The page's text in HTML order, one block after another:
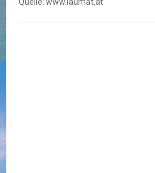
Quelle: www.laumat.at